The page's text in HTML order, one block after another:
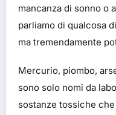
mancanza di sonno o
parliamo di qualcosa
ma tremendamente
Mercurio, piombo,
sono solo nomi da
sostanze tossiche